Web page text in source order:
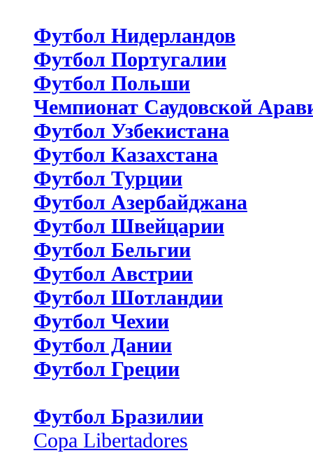
Футбол Нидерландов
Футбол Португалии
Футбол Польши
Чемпионат Саудовской
Футбол Узбекистана
Футбол Казахстана
Футбол Турции
Футбол Азербайджана
Футбол Швейцарии
Футбол Бельгии
Футбол Австрии
Футбол Шотландии
Футбол Чехии
Футбол Дании
Футбол Греции
Футбол Бразилии
Copa Libertadores